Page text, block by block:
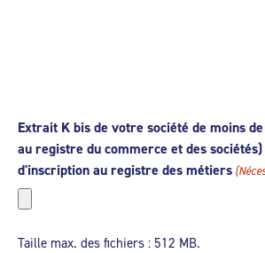
Extrait K bis de votre société de moins
au registre du commerce et des
d'inscription au registre des métiers
Taille max. des fichiers : 512 MB.